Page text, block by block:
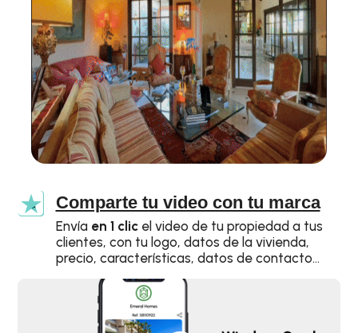
Comparte tu video con tu marca
Envía en 1 clicel video de tu propiedad a tus
clientes, con tu logo, datos de la vivienda,
precio, características, datos de contacto…